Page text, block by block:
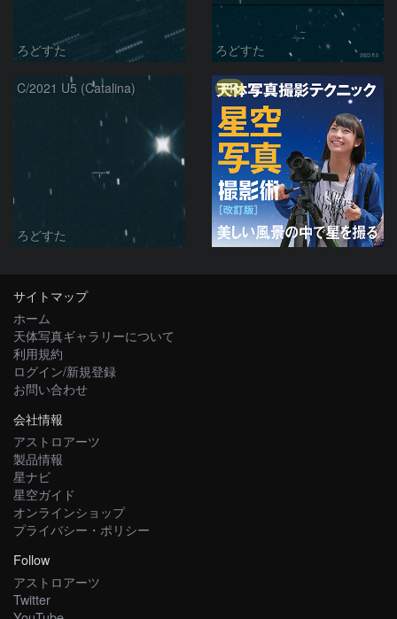
ろどすた ろどすた
C/2021 U5 (Catalina)
ろどすた
PR
サイトマップ
ホーム
天体写真ギャラリーについて
利用規約
ログイン/新規登録
お問い合わせ
会社情報
アストロアーツ
製品情報
星ナビ
星空ガイド
オンラインショップ
プライバシー・ポリシー
Follow
アストロアーツ
Twitter